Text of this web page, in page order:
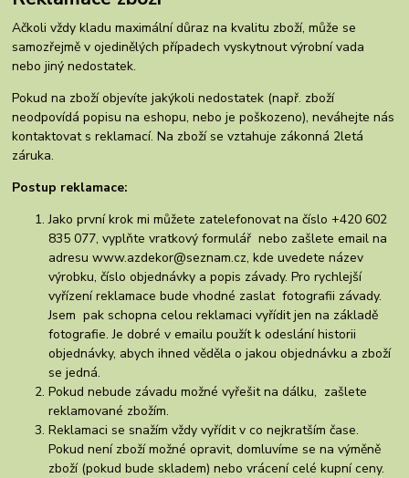
Ačkoli vždy kladu maximální důraz na kvalitu zboží, může se
samozřejmě v ojedinělých případech vyskytnout výrobní vada
nebo jiný nedostatek.
Pokud na zboží objevíte jakýkoli nedostatek (např. zboží
neodpovídá popisu na eshopu, nebo je poškozeno), neváhejte nás
kontaktovat s reklamací. Na zboží se vztahuje zákonná 2letá
záruka.
Postup reklamace:
Jako první krok mi můžete zatelefonovat na číslo +420 602
835 077, vyplňte vratkový formulář nebo zašlete email na
adresu www.azdekor@seznam.cz, kde uvedete název
výrobku, číslo objednávky a popis závady. Pro rychlejší
vyřízení reklamace bude vhodné zaslat fotografii závady.
Jsem pak schopna celou reklamaci vyřídit jen na základě
fotografie. Je dobré v emailu použít k odeslání historii
objednávky, abych ihned věděla o jakou objednávku a zboží
se jedná.
Pokud nebude závadu možné vyřešit na dálku, zašlete
reklamované zbožím.
Reklamaci se snažím vždy vyřídit v co nejkratším čase.
Pokud není zboží možné opravit, domluvíme se na výměně
zboží (pokud bude skladem) nebo vrácení celé kupní ceny.